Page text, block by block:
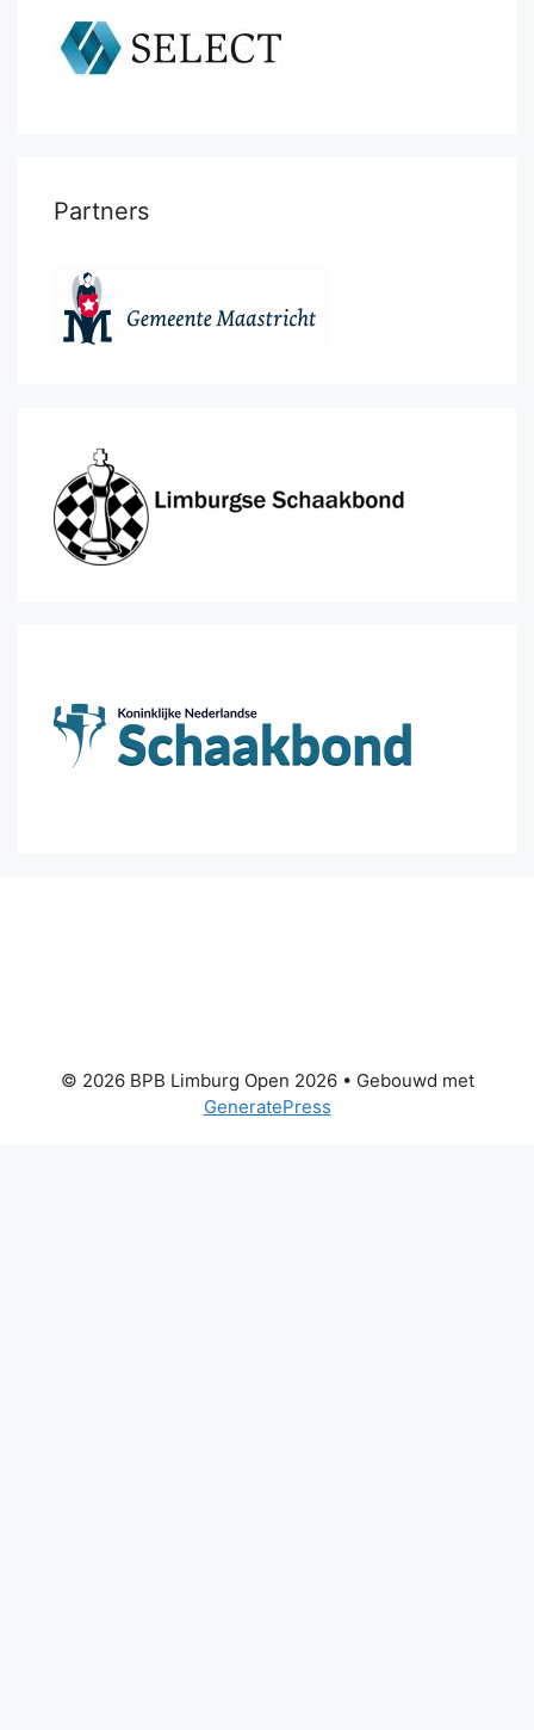
Partners
© 2026 BPB Limburg Open 2026• Gebouwd met
GeneratePress